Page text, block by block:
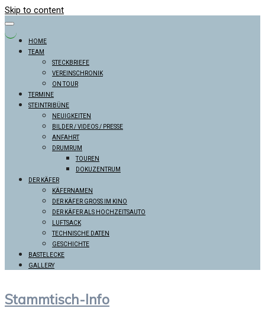
Skip to content
HOME
TEAM
STECKBRIEFE
VEREINSCHRONIK
ON TOUR
TERMINE
STEINTRIBÜNE
NEUIGKEITEN
BILDER / VIDEOS / PRESSE
ANFAHRT
DRUMRUM
TOUREN
DOKUZENTRUM
DER KÄFER
KÄFERNAMEN
DER KÄFER GROSS IM KINO
DER KÄFER ALS HOCHZEITSAUTO
LUFTSACK
TECHNISCHE DATEN
GESCHICHTE
BASTELECKE
GALLERY
Stammtisch-Info